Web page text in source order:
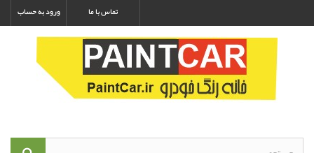
ورود به حساب تماس با ما